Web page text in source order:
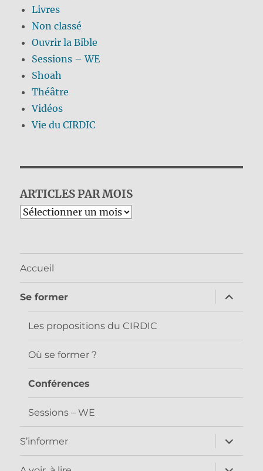
Livres
Non classé
Ouvrir la Bible
Sessions – WE
Shoah
Théâtre
Vidéos
Vie du CIRDIC
ARTICLES PAR MOIS
Archives
Accueil
Se former
ouvrir
le
sous-
Les propositions du CIRDIC
Où se former ?
Conférences
Sessions – WE
S’informer
ouvrir
le
sous-
menu
ouvrir